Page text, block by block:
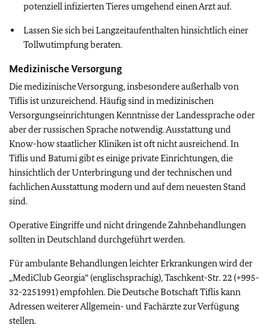
potenziell infizierten Tieres umgehend einen Arzt auf.
Lassen Sie sich bei Langzeitaufenthalten hinsichtlich einer
Tollwutimpfung beraten.
Medizinische Versorgung
Die medizinische Versorgung, insbesondere außerhalb von
Tiflis ist unzureichend. Häufig sind in medizinischen
Versorgungseinrichtungen Kenntnisse der Landessprache oder
aber der russischen Sprache notwendig. Ausstattung und
Know-how staatlicher Kliniken ist oft nicht ausreichend. In
Tiflis und Batumi gibt es einige private Einrichtungen, die
hinsichtlich der Unterbringung und der technischen und
fachlichen Ausstattung modern und auf dem neuesten Stand
sind.
Operative Eingriffe und nicht dringende Zahnbehandlungen
sollten in Deutschland durchgeführt werden.
Für ambulante Behandlungen leichter Erkrankungen wird der
„MediClub Georgia“ (englischsprachig), Taschkent-Str. 22 (+995-
32-2251991) empfohlen. Die Deutsche Botschaft Tiflis kann
Adressen weiterer Allgemein- und Fachärzte zur Verfügung
stellen.